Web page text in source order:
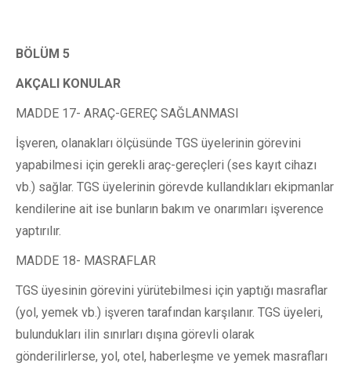
BÖLÜM 5
AKÇALI KONULAR
MADDE 17- ARAÇ-GEREÇ SAĞLANMASI
İşveren, olanakları ölçüsünde TGS üyelerinin görevini
yapabilmesi için gerekli araç-gereçleri (ses kayıt cihazı
vb.) sağlar. TGS üyelerinin görevde kullandıkları ekipmanlar
kendilerine ait ise bunların bakım ve onarımları işverence
yaptırılır.
MADDE 18- MASRAFLAR
TGS üyesinin görevini yürütebilmesi için yaptığı masraflar
(yol, yemek vb.) işveren tarafından karşılanır. TGS üyeleri,
bulundukları ilin sınırları dışına görevli olarak
gönderilirlerse, yol, otel, haberleşme ve yemek masrafları